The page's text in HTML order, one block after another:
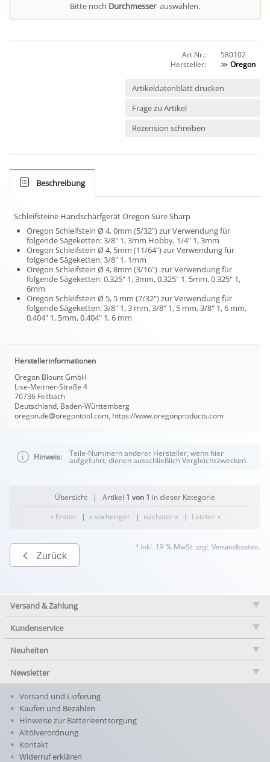
Bitte noch Durchmesser auswählen.
Art.Nr.:
580102
Hersteller:
≫ Oregon
Artikeldatenblatt drucken
Frage zu Artikel
Rezension schreiben
Beschreibung
Schleifsteine Handschärfgerät Oregon Sure Sharp
Oregon Schleifstein Ø 4, 0mm (5/32") zur Verwendung für
folgende Sägeketten: 3/8" 1, 3mm Hobby, 1/4" 1, 3mm
Oregon Schleifstein Ø 4, 5mm (11/64") zur Verwendung für
folgende Sägeketten: 3/8" 1, 1mm
Oregon Schleifstein Ø 4, 8mm (3/16") zur Verwendung für
folgende Sägeketten: 0.325" 1, 3mm, 0.325" 1, 5mm, 0.325" 1,
6mm
Oregon Schleifstein Ø 5, 5 mm (7/32") zur Verwendung für
folgende Sägeketten: 3/8" 1, 3 mm, 3/8" 1, 5 mm, 3/8" 1, 6 mm,
0.404" 1, 5mm, 0.404" 1, 6 mm
Herstellerinformationen
Oregon Blount GmbH
Lise-Meitner-Straße 4
70736 Fellbach
Deutschland, Baden-Württemberg
oregon.de@oregontool.com, https://www.oregonproducts.com
Hinweis: Teile-Nummern anderer Hersteller, wenn hier
aufgeführt, dienen ausschließlich Vergleichszwecken.
Übersicht | Artikel 1 von 1 in dieser Kategorie
« Erster| « vorheriger| nächster »| Letzter »
Zurück
* inkl. 19 % MwSt. zzgl. Versandkosten.
Versand & Zahlung
Kundenservice
Neuheiten
Newsletter
Versand und Lieferung
Kaufen und Bezahlen
Hinweise zur Batterieentsorgung
Altölverordnung
Kontakt
Widerruf erklären